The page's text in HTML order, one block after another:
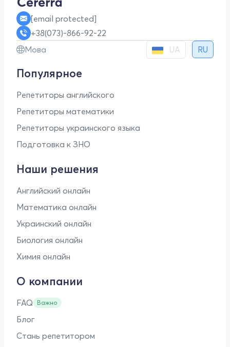
[email protected]
+38(073)-866-92-22
Мова
UA RU
Популярное
Репетиторы английского
Репетиторы математики
Репетиторы украинского языка
Подготовка к ЗНО
Наши решения
Английский онлайн
Математика онлайн
Украинский онлайн
Биология онлайн
Химия онлайн
О компании
FAQ Важно
Блог
Стань репетитором